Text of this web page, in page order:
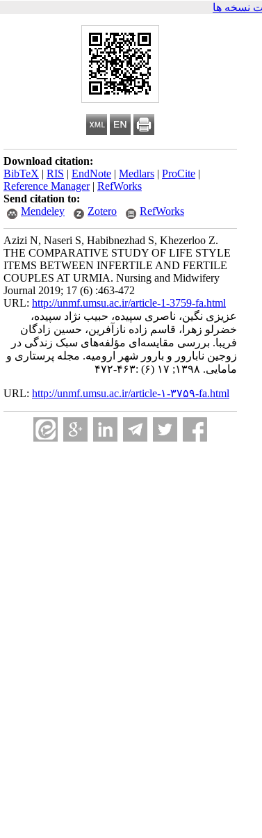
نسخه ها
Download citation:
BibTeX | RIS | EndNote | Medlars | ProCite |
Reference Manager| RefWorks
Send citation to:
Mendeley
Zotero RefWorks
Azizi N, Naseri S, Habibnezhad S, Khezerloo Z.
THE COMPARATIVE STUDY OF LIFE STYLE
ITEMS BETWEEN INFERTILE AND FERTILE
COUPLES AT URMIA. Nursing and Midwifery
Journal 2019; 17 (6) :463-472
URL: http://unmf.umsu.ac.ir/article-1-3759-fa.html
عزیزی نگین، ناصری سپیده، حبیب نژاد سپیده،
خضرلو زهرا، قاسم زاده نازآفرین، حسین زادگان
فریبا. بررسی مقایسه‌ای مؤلفه‌های سبک زندگی در
زوجین نابارور و بارور شهر ارومیه. مجله پرستاری و
مامایی. ۱۳۹۸; ۱۷ (۶) :۴۶۳-۴۷۲
URL: http://unmf.umsu.ac.ir/article-۱-۳۷۵۹-fa.html